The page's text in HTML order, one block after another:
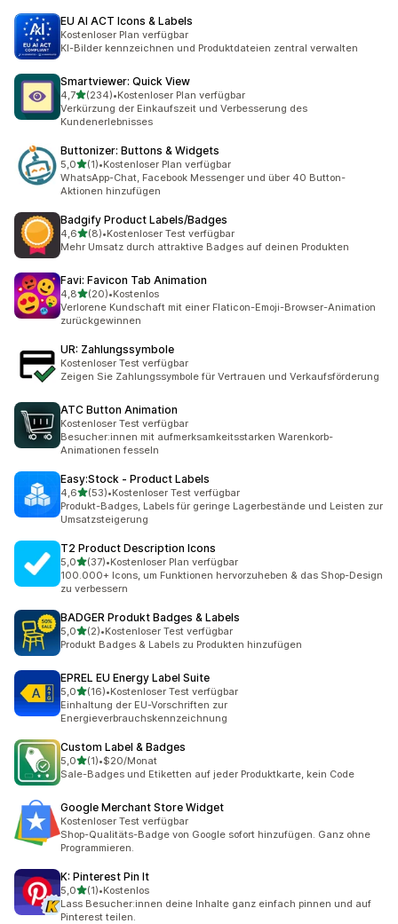
EU AI ACT Icons & Labels
Kostenloser Plan verfügbar
KI-Bilder kennzeichnen und Produktdateien zentral verwalten
Smartviewer: Quick View
4,7von 5 Sternen
(234)
234 Rezensionen insgesamt
•Kostenloser Plan verfügbar
Verkürzung der Einkaufszeit und Verbesserung des
Kundenerlebnisses
Buttonizer: Buttons & Widgets
5,0von 5 Sternen
(1)
1 Rezensionen insgesamt
•Kostenloser Plan verfügbar
WhatsApp-Chat, Facebook Messenger und über 40 Button-
Aktionen hinzufügen
Badgify Product Labels/Badges
4,6von 5 Sternen
(8)
8 Rezensionen insgesamt
•Kostenloser Test verfügbar
Mehr Umsatz durch attraktive Badges auf deinen Produkten
Favi: Favicon Tab Animation
4,8von 5 Sternen
(20)
20 Rezensionen insgesamt
•Kostenlos
Verlorene Kundschaft mit einer Flaticon-Emoji-Browser-Animation
zurückgewinnen
UR: Zahlungssymbole
Kostenloser Test verfügbar
Zeigen Sie Zahlungssymbole für Vertrauen und Verkaufsförderung
ATC Button Animation
Kostenloser Test verfügbar
Besucher:innen mit aufmerksamkeitsstarken Warenkorb-
Animationen fesseln
Easy:Stock ‑ Product Labels
4,6von 5 Sternen
(53)
53 Rezensionen insgesamt
•Kostenloser Test verfügbar
Produkt-Badges, Labels für geringe Lagerbestände und Leisten zur
Umsatzsteigerung
T2 Product Description Icons
5,0von 5 Sternen
(37)
37 Rezensionen insgesamt
•Kostenloser Plan verfügbar
100.000+ Icons, um Funktionen hervorzuheben & das Shop-Design
zu verbessern
BADGER Produkt Badges & Labels
5,0von 5 Sternen
(2)
2 Rezensionen insgesamt
•Kostenloser Test verfügbar
Produkt Badges & Labels zu Produkten hinzufügen
EPREL EU Energy Label Suite
5,0von 5 Sternen
(16)
16 Rezensionen insgesamt
•Kostenloser Test verfügbar
Einhaltung der EU-Vorschriften zur
Energieverbrauchskennzeichnung
Custom Label & Badges
5,0von 5 Sternen
(1)
1 Rezensionen insgesamt
•$20/Monat
Sale-Badges und Etiketten auf jeder Produktkarte, kein Code
Google Merchant Store Widget
Kostenloser Test verfügbar
Shop-Qualitäts-Badge von Google sofort hinzufügen. Ganz ohne
Programmieren.
K: Pinterest Pin It
5,0von 5 Sternen
(1)
1 Rezensionen insgesamt
•Kostenlos
Lass Besucher:innen deine Inhalte ganz einfach pinnen und auf
Pinterest teilen.